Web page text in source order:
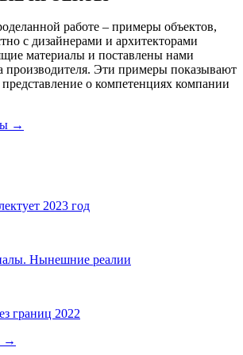
работе – примеры объектов,
с дизайнерами и архитекторами
материалы и поставлены нами
производителя. Эти примеры показывают
о компетенциях компании
→
2023 год
Нынешние реалии
границ 2022
→